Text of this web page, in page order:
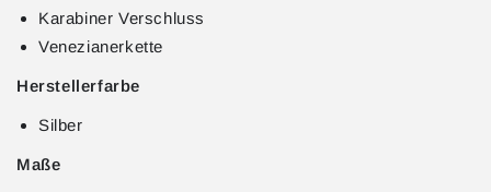
Karabiner Verschluss
Venezianerkette
Herstellerfarbe
Silber
Maße